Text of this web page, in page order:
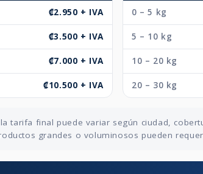
₡2.950 + IVA
₡3.500 + IVA
₡7.000 + IVA
₡10.500 + IVA
0 – 5 kg
5 – 10 kg
10 – 20 kg
20 – 30 kg
tarifa final puede variar según ciudad,
grandes o voluminosos pueden